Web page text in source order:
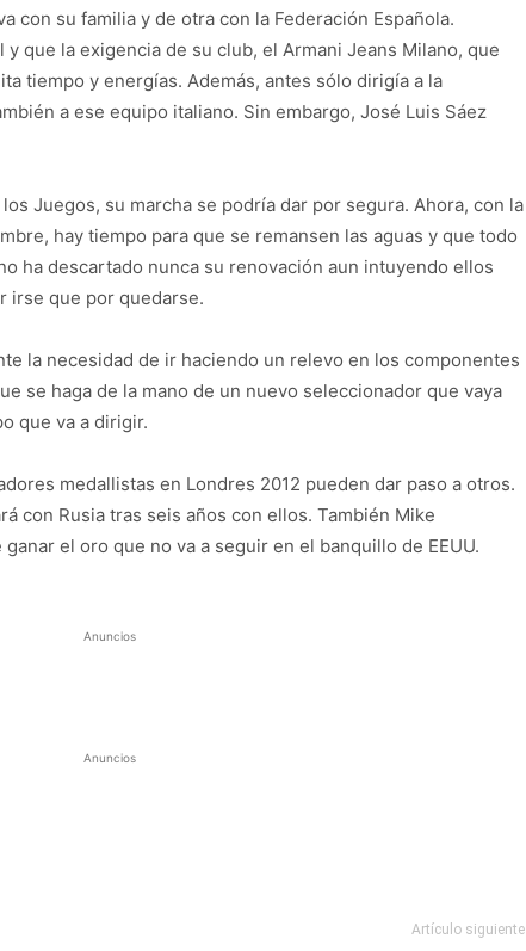
con su familia y de otra con la Federación Española.
que la exigencia de su club, el Armani Jeans Milano, que
tiempo y energías. Además, antes sólo dirigía a la
a ese equipo italiano. Sin embargo, José Luis Sáez
Juegos, su marcha se podría dar por segura. Ahora, con la
hay tiempo para que se remansen las aguas y que todo
ha descartado nunca su renovación aun intuyendo ellos
irse que por quedarse.
la necesidad de ir haciendo un relevo en los componentes
se haga de la mano de un nuevo seleccionador que vaya
que va a dirigir.
medallistas en Londres 2012 pueden dar paso a otros.
con Rusia tras seis años con ellos. También Mike
el oro que no va a seguir en el banquillo de EEUU.
Anuncios
Anuncios
Artículo siguiente